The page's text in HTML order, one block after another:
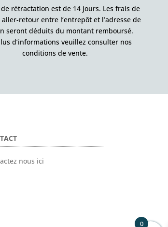
de rétractation est de 14 jours. Les frais de
retour entre l’entrepôt et l’adresse de
seront déduits du montant remboursé.
d’informations veuillez consulter nos
conditions de vente.
nous ici
0